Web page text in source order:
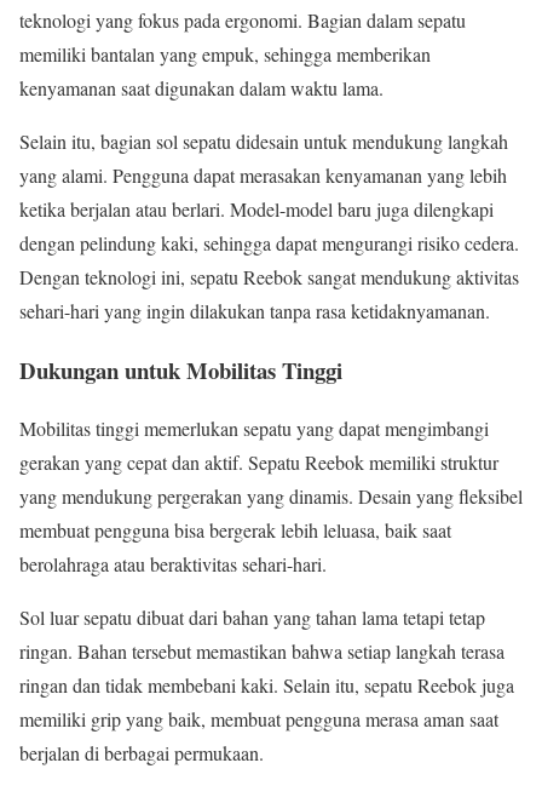
teknologi yang fokus pada ergonomi. Bagian dalam sepatu
memiliki bantalan yang empuk, sehingga memberikan
kenyamanan saat digunakan dalam waktu lama.
Selain itu, bagian sol sepatu didesain untuk mendukung langkah
yang alami. Pengguna dapat merasakan kenyamanan yang lebih
ketika berjalan atau berlari. Model-model baru juga dilengkapi
dengan pelindung kaki, sehingga dapat mengurangi risiko cedera.
Dengan teknologi ini, sepatu Reebok sangat mendukung aktivitas
sehari-hari yang ingin dilakukan tanpa rasa ketidaknyamanan.
Dukungan untuk Mobilitas Tinggi
Mobilitas tinggi memerlukan sepatu yang dapat mengimbangi
gerakan yang cepat dan aktif. Sepatu Reebok memiliki struktur
yang mendukung pergerakan yang dinamis. Desain yang fleksibel
membuat pengguna bisa bergerak lebih leluasa, baik saat
berolahraga atau beraktivitas sehari-hari.
Sol luar sepatu dibuat dari bahan yang tahan lama tetapi tetap
ringan. Bahan tersebut memastikan bahwa setiap langkah terasa
ringan dan tidak membebani kaki. Selain itu, sepatu Reebok juga
memiliki grip yang baik, membuat pengguna merasa aman saat
berjalan di berbagai permukaan.